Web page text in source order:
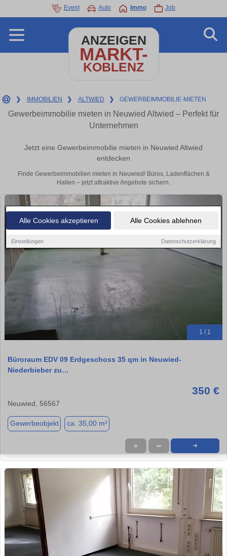
Alle Cookies akzeptieren Alle Cookies ablehnen
Einstellungen Datenschutzerklärung
Event Auto Immo Job
ANZEIGEN
MARKT-
KOBLENZ
❯ IMMOBILIEN ❯ ALTWIED ❯ GEWERBEIMMOBILIE-MIETEN
Gewerbeimmobilie mieten in Neuwied Altwied – Perfekt für
Unternehmen
Jetzt eine Gewerbeimmobilie mieten in Neuwied Altwied
entdecken
Finde Gewerbeimmobilien mieten in Neuwied! Büros, Ladenflächen &
Hallen – jetzt attraktive Angebote sichern.
1 / 1
Büroraum EDV 09 Erdgeschoss 35 qm in Neuwied-
Niederbieber zu…
350 €
Neuwied, 56567
Gewerbeobjekt ca. 35,00 m²
★ ➦ ➜